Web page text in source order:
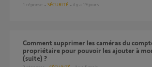
1 réponse SÉCURITÉ il y a 19 jours
Comment supprimer les caméras du compte de l'ancien
propriétaire pour pouvoir les ajouter à
(suite) ?